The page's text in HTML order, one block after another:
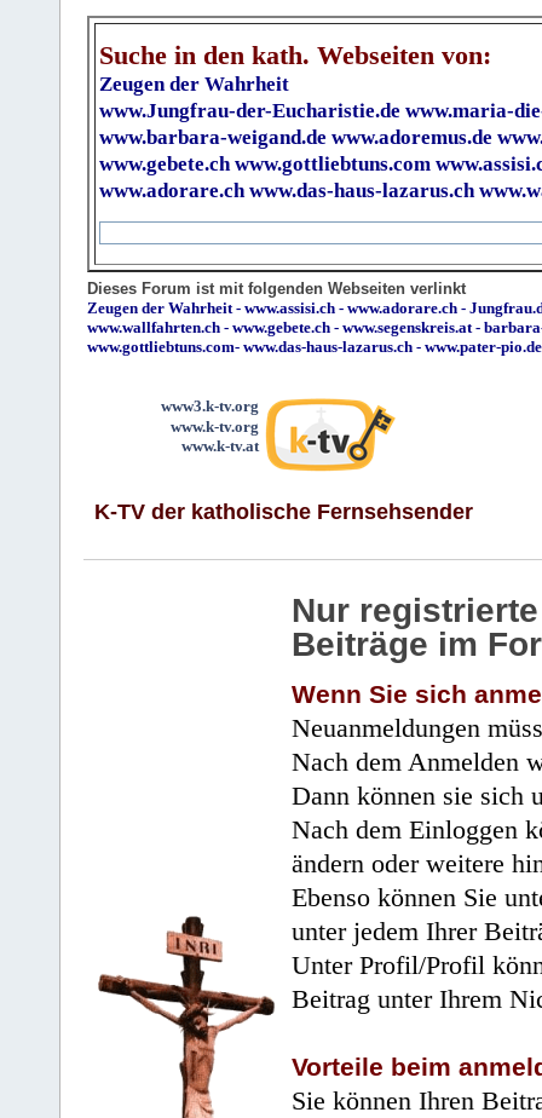
Suche in den kath. Webseiten von:
Zeugen der Wahrheit
www.Jungfrau-der-Eucharistie.de www.maria-
www.barbara-weigand.de www.adoremus.de
www.gebete.ch www.gottliebtuns.com
www.adorare.ch www.das-haus-lazarus.ch
Dieses Forum ist mit folgenden Webseiten verlinkt
Zeugen der Wahrheit - www.assisi.ch - www.adorare.ch -
www.wallfahrten.ch - www.gebete.ch - www.segenskreis.at -
www.gottliebtuns.com- www.das-haus-lazarus.ch - www.pater-pio.de
www3.k-tv.org
www.k-tv.org
www.k-tv.at
K-TV der katholische Fernsehsender
Nur
Beiträge im
Wenn Sie sich
Neuanmeldungen
Nach dem Anmelden
Dann können sie sich
Nach dem Einloggen
ändern oder weitere
Ebenso können Sie
unter jedem Ihrer
Unter Profil/Profil
Beitrag unter Ihrem
Vorteile beim
Sie können Ihren